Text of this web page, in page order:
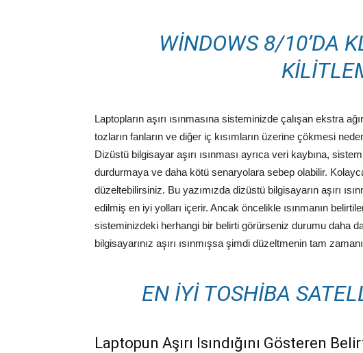
WINDOWS 8/10’DA
Laptopların aşırı ısınmasına sisteminizde çalışan ekstra
tozların fanların ve diğer iç kısımların üzerine çökmesi
Dizüstü bilgisayar aşırı ısınması ayrıca veri kaybına,
durdurmaya ve daha kötü senaryolara sebep olabilir.
düzeltebilirsiniz. Bu yazımızda dizüstü bilgisayarın aşırı
edilmiş en iyi yolları içerir. Ancak öncelikle ısınmanın
sisteminizdeki herhangi bir belirti görürseniz durumu daha
bilgisayarınız aşırı ısınmışsa şimdi düzeltmenin tam
EN İYI TOSHIBA
Laptopun Aşırı Isındığını Gösteren